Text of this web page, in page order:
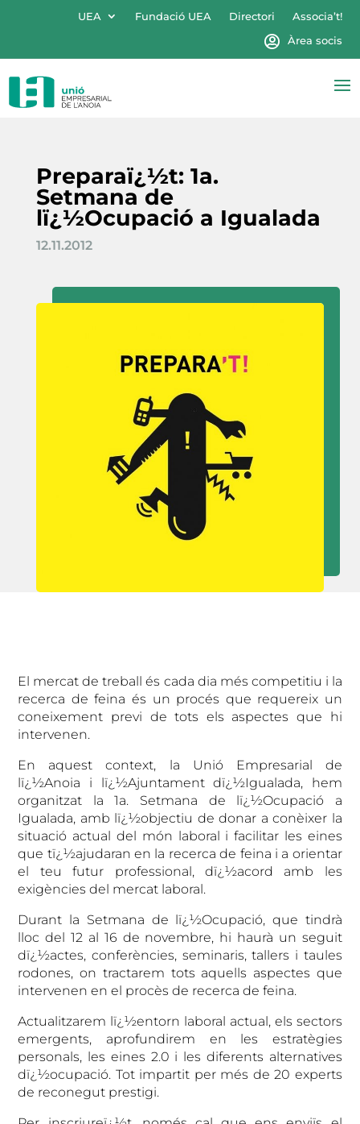
UEA Fundació UEA Directori
Associa’t!
Àrea socis
Preparaï¿½t: 1a.
Setmana de
lï¿½Ocupació a Igualada
12.11.2012
El mercat de treball és cada dia més competitiu i la
recerca de feina és un procés que requereix un
coneixement previ de tots els aspectes que hi
intervenen.
En aquest context, la Unió Empresarial de
lï¿½Anoia i lï¿½Ajuntament dï¿½Igualada, hem
organitzat la 1a. Setmana de lï¿½Ocupació a
Igualada, amb lï¿½objectiu de donar a conèixer la
situació actual del món laboral i facilitar les eines
que tï¿½ajudaran en la recerca de feina i a orientar
el teu futur professional, dï¿½acord amb les
exigències del mercat laboral.
Durant la Setmana de lï¿½Ocupació, que tindrà
lloc del 12 al 16 de novembre, hi haurà un seguit
dï¿½actes, conferències, seminaris, tallers i taules
rodones, on tractarem tots aquells aspectes que
intervenen en el procès de recerca de feina.
Actualitzarem lï¿½entorn laboral actual, els sectors
emergents, aprofundirem en les estratègies
personals, les eines 2.0 i les diferents alternatives
dï¿½ocupació. Tot impartit per més de 20 experts
de reconegut prestigi.